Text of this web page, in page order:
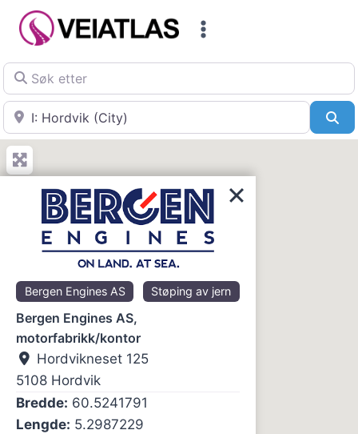
Skip
Søk etter
Nær
Bergen Engines AS Støping av jern
Bergen Engines AS,
motorfabrikk/kontor
Hordvikneset 125
5108 Hordvik
Bredde: 60.5241791
Lengde: 5.2987229